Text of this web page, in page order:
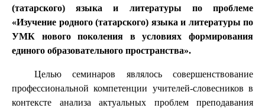
(татарского) языка и литературы по проблеме
«Изучение родного (татарского) языка и литературы по
УМК нового поколения в условиях формирования
единого образовательного пространства».
Целью семинаров являлось совершенствование
профессиональной компетенции учителей-словесников в
контексте анализа актуальных проблем преподавания